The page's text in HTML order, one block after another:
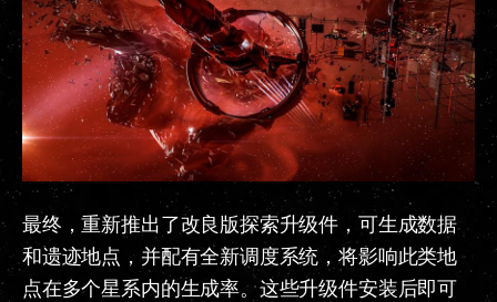
最终，重新推出了改良版探索升级件，可生成数据
和遗迹地点，并配有全新调度系统，将影响此类地
点在多个星系内的生成率。这些升级件安装后即可